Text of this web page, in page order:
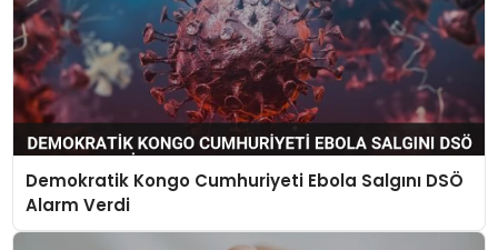
Demokratik Kongo Cumhuriyeti Ebola Salgını DSÖ
Alarm Verdi